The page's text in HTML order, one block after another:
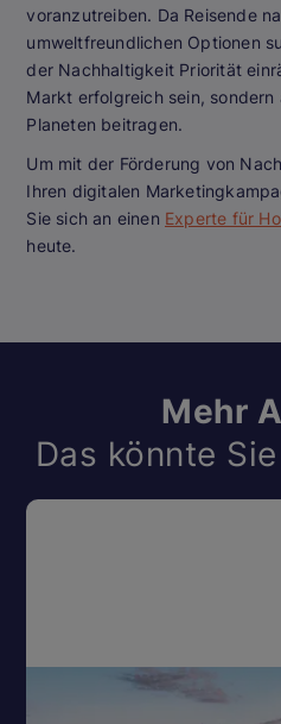
voranzutreiben. Da Reisende
umweltfreundlichen Optionen
der Nachhaltigkeit Priorität
Markt erfolgreich sein,
Planeten beitragen.
Um mit der Förderung von
Ihren digitalen
Sie sich an einen Experte für
heute.
Mehr
Das könnte